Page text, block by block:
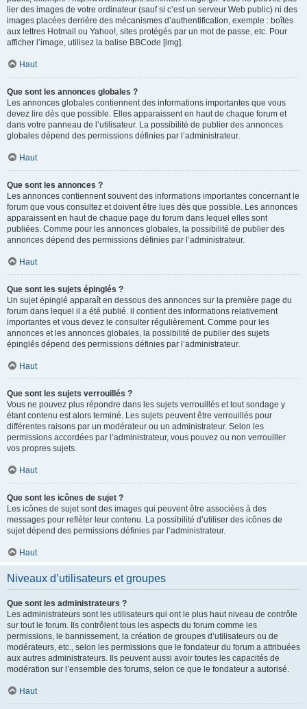
lier des images de votre ordinateur (sauf si c’est un serveur Web public) ni des
images placées derrière des mécanismes d’authentification, exemple : boîtes
aux lettres Hotmail ou Yahoo!, sites protégés par un mot de passe, etc. Pour
afficher l’image, utilisez la balise BBCode [img].
Haut
Que sont les annonces globales ?
Les annonces globales contiennent des informations importantes que vous
devez lire dès que possible. Elles apparaissent en haut de chaque forum et
dans votre panneau de l’utilisateur. La possibilité de publier des annonces
globales dépend des permissions définies par l’administrateur.
Haut
Que sont les annonces ?
Les annonces contiennent souvent des informations importantes concernant le
forum que vous consultez et doivent être lues dès que possible. Les annonces
apparaissent en haut de chaque page du forum dans lequel elles sont
publiées. Comme pour les annonces globales, la possibilité de publier des
annonces dépend des permissions définies par l’administrateur.
Haut
Que sont les sujets épinglés ?
Un sujet épinglé apparaît en dessous des annonces sur la première page du
forum dans lequel il a été publié. il contient des informations relativement
importantes et vous devez le consulter régulièrement. Comme pour les
annonces et les annonces globales, la possibilité de publier des sujets
épinglés dépend des permissions définies par l’administrateur.
Haut
Que sont les sujets verrouillés ?
Vous ne pouvez plus répondre dans les sujets verrouillés et tout sondage y
étant contenu est alors terminé. Les sujets peuvent être verrouillés pour
différentes raisons par un modérateur ou un administrateur. Selon les
permissions accordées par l’administrateur, vous pouvez ou non verrouiller
vos propres sujets.
Haut
Que sont les icônes de sujet ?
Les icônes de sujet sont des images qui peuvent être associées à des
messages pour refléter leur contenu. La possibilité d’utiliser des icônes de
sujet dépend des permissions définies par l’administrateur.
Haut
Niveaux d’utilisateurs et groupes
Que sont les administrateurs ?
Les administrateurs sont les utilisateurs qui ont le plus haut niveau de contrôle
sur tout le forum. Ils contrôlent tous les aspects du forum comme les
permissions, le bannissement, la création de groupes d’utilisateurs ou de
modérateurs, etc., selon les permissions que le fondateur du forum a attribuées
aux autres administrateurs. Ils peuvent aussi avoir toutes les capacités de
modération sur l’ensemble des forums, selon ce que le fondateur a autorisé.
Haut